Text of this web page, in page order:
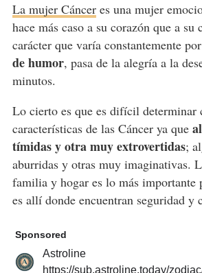
La mujer Cánceres una mujer
hace más caso a su corazón que a su
carácter que varía constantemente por
de humor, pasa de la alegría a la
minutos.
Lo cierto es que es difícil determinar
características de las Cáncer ya que
tímidas y otra muy extrovertidas;
aburridas y otras muy imaginativas.
familia y hogar es lo más importante
es allí donde encuentran seguridad y